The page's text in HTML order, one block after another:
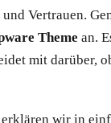
Vertrauen.
Theme an.
mit darüber,
wir in